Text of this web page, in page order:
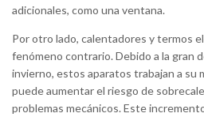
adicionales, como una ventana.
Por otro lado, calentadores y termos
fenómeno contrario. Debido a la gran
invierno, estos aparatos trabajan a su
puede aumentar el riesgo de
problemas mecánicos. Este